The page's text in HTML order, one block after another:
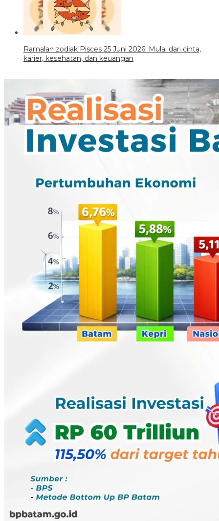
Ramalan zodiak Pisces 25 Juni 2026: Mulai dari cinta,
karier, kesehatan, dan keuangan